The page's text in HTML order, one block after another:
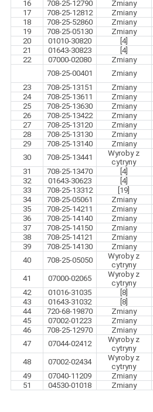
16
708-25-12790 Zmiany
17
708-25-12812 Zmiany
18
708-25-52860 Zmiany
19
708-25-05130 Zmiany
20
01010-30820 [4]
21
01643-30823 [4]
22
07000-02080 Zmiany
708-25-00401
Zmiany
23
708-25-13151 Zmiany
24
708-25-13611 Zmiany
25
708-25-13630 Zmiany
26
708-25-13422 Zmiany
27
708-25-13120 Zmiany
28
708-25-13130 Zmiany
29
708-25-13140 Zmiany
30
708-25-13441
Wyroby z
cytryny
31
708-25-13470 [4]
32
01643-30623 [4]
33
708-25-13312 [19]
34
708-25-05061 Zmiany
35
708-25-14211 Zmiany
36
708-25-14140 Zmiany
37
708-25-14150 Zmiany
38
708-25-14121 Zmiany
39
708-25-14130 Zmiany
40
708-25-05050
Wyroby z
cytryny
41 07000-02065
Wyroby z
cytryny
42
01016-31035 [8]
43
01643-31032 [8]
44
720-68-19870 Zmiany
45
07002-01223 Zmiany
46
708-25-12970 Zmiany
47
07044-02412
Wyroby z
cytryny
48 07002-02434
Wyroby z
cytryny
49
07040-11209 Zmiany
51
04530-01018 Zmiany